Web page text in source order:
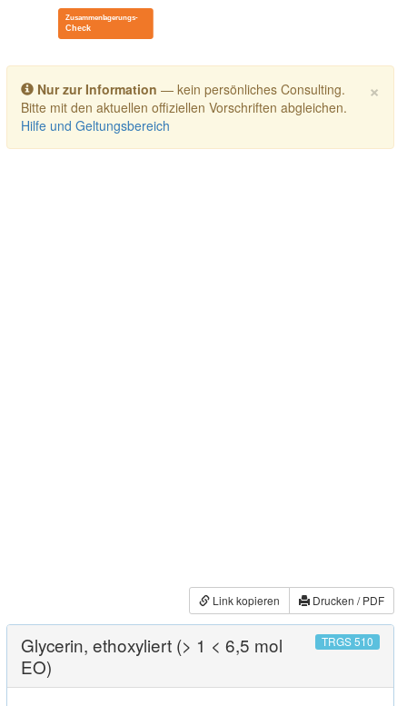
Toggle navigation
×
Nur zur Information — kein persönliches Consulting.
Bitte mit den aktuellen offiziellen Vorschriften abgleichen.
Hilfe und Geltungsbereich
Link kopieren Drucken / PDF
Glycerin, ethoxyliert (> 1 < 6,5 mol
EO)
TRGS 510